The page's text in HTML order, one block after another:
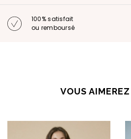
100% satisfait
ou remboursé
VOUS